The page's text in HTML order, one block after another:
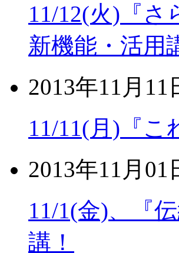
11/12(火)『さ
新機能・活用
2013年11月11
11/11(月)『こ
2013年11月01
11/1(金)、『
講！